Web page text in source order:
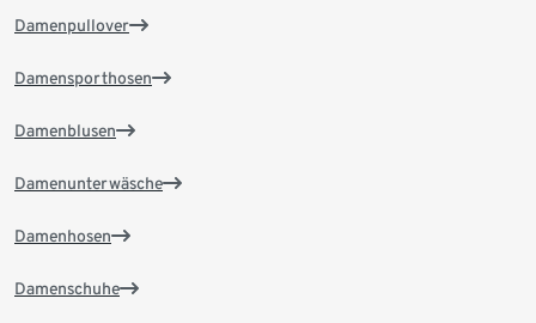
Damenpullover
Damensporthosen
Damenblusen
Damenunterwäsche
Damenhosen
Damenschuhe